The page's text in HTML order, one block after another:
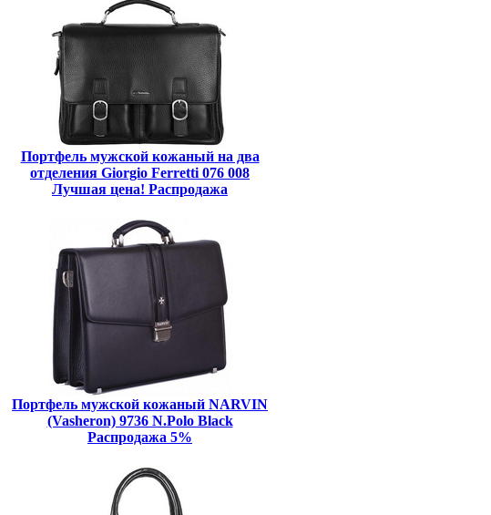
Портфель мужской кожаный на два
отделения Giorgio Ferretti 076 008
Лучшая цена! Распродажа
Портфель мужской кожаный NARVIN
(Vasheron) 9736 N.Polo Black
Распродажа 5%